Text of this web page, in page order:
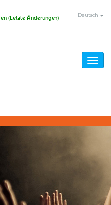
Deutsch
(Letzte Änderungen)